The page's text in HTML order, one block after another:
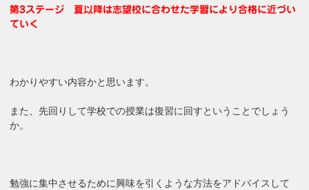
第3ステージ 夏以降は志望校に合わせた学習により合格に近づい
ていく
わかりやすい内容かと思います。
また、先回りして学校での授業は復習に回すということでしょう
か。
勉強に集中させるために興味を引くような方法をアドバイスして